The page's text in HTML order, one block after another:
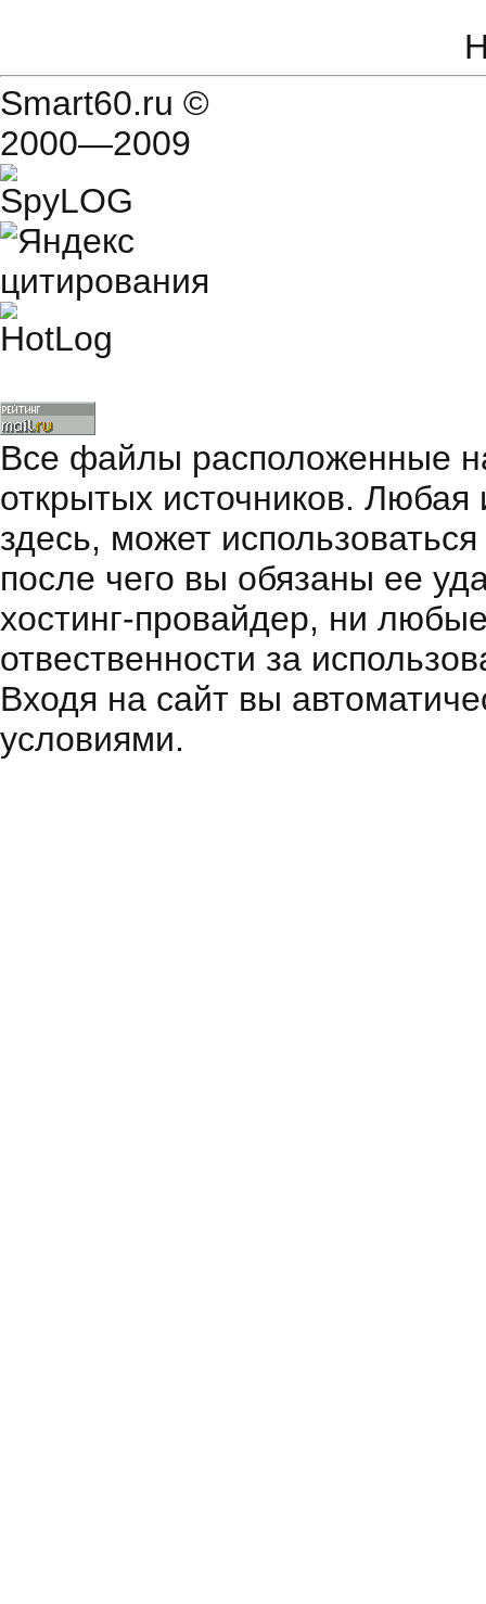
Smart60.ru ©
2000—2009
Все файлы расположенные
открытых источников.
здесь, может
после чего вы обязаны ее
хостинг-провайдер, ни
отвественности за
Входя на сайт вы
условиями.